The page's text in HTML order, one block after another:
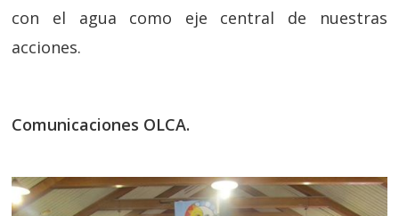
con el agua como eje central de nuestras
acciones.
Comunicaciones OLCA.